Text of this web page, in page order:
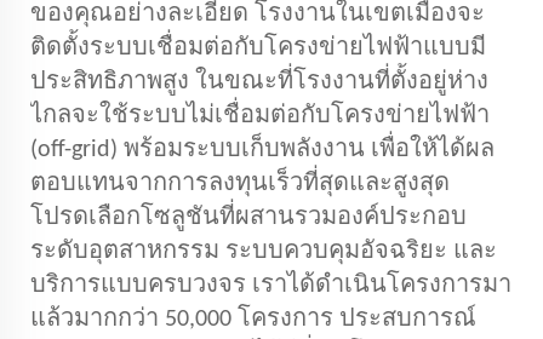
ของคุณอย่างละเอียด โรงงานในเขตเมืองจะ
ติดตั้งระบบเชื่อมต่อกับโครงข่ายไฟฟ้าแบบมี
ประสิทธิภาพสูง ในขณะที่โรงงานที่ตั้งอยู่ห่าง
ไกลจะใช้ระบบไม่เชื่อมต่อกับโครงข่ายไฟฟ้า
(off-grid) พร้อมระบบเก็บพลังงาน เพื่อให้ได้ผล
ตอบแทนจากการลงทุนเร็วที่สุดและสูงสุด
โปรดเลือกโซลูชันที่ผสานรวมองค์ประกอบ
ระดับอุตสาหกรรม ระบบควบคุมอัจฉริยะ และ
บริการแบบครบวงจร เราได้ดำเนินโครงการมา
แล้วมากกว่า 50,000 โครงการ ประสบการณ์